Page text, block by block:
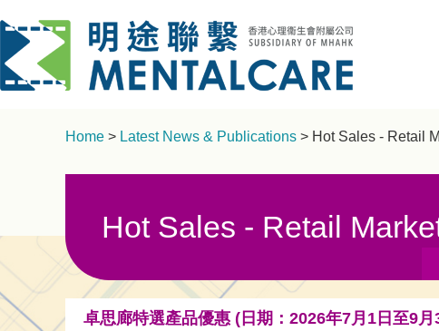
Home > Latest News & Publications > Hot Sales - Retail
Hot Sales - Retail
卓思廊特選產品優惠 (日期：2026年7月1日至9月